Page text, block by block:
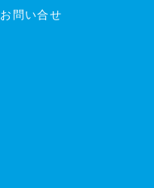
お問い合せ